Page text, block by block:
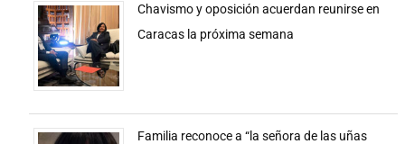
Chavismo y oposición acuerdan reunirse en
Caracas la próxima semana
Familia reconoce a “la señora de las uñas